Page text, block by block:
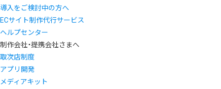
導入をご検討中の方へ
ECサイト制作代行サービス
ヘルプセンター
制作会社・提携会社さまへ
取次店制度
アプリ開発
メディアキット